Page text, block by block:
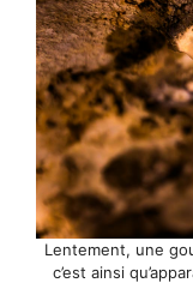
Lentement, une
c’est ainsi